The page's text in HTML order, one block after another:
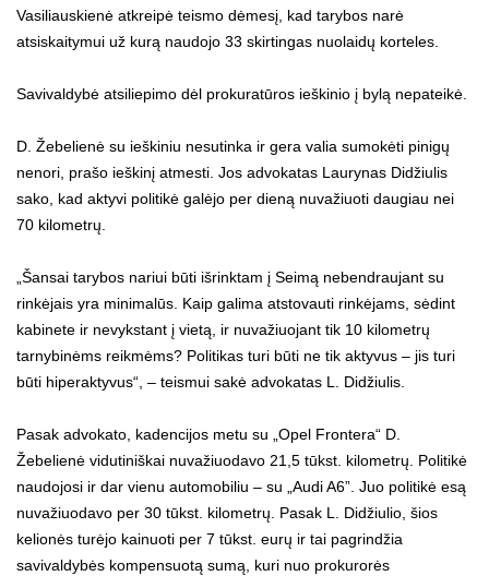
Vasiliauskienė atkreipė teismo dėmesį, kad tarybos narė
atsiskaitymui už kurą naudojo 33 skirtingas nuolaidų korteles.
Savivaldybė atsiliepimo dėl prokuratūros ieškinio į bylą nepateikė.
D. Žebelienė su ieškiniu nesutinka ir gera valia sumokėti pinigų
nenori, prašo ieškinį atmesti. Jos advokatas Laurynas Didžiulis
sako, kad aktyvi politikė galėjo per dieną nuvažiuoti daugiau nei
70 kilometrų.
„Šansai tarybos nariui būti išrinktam į Seimą nebendraujant su
rinkėjais yra minimalūs. Kaip galima atstovauti rinkėjams, sėdint
kabinete ir nevykstant į vietą, ir nuvažiuojant tik 10 kilometrų
tarnybinėms reikmėms? Politikas turi būti ne tik aktyvus – jis turi
būti hiperaktyvus“, – teismui sakė advokatas L. Didžiulis.
Pasak advokato, kadencijos metu su „Opel Frontera“ D.
Žebelienė vidutiniškai nuvažiuodavo 21,5 tūkst. kilometrų. Politikė
naudojosi ir dar vienu automobiliu – su „Audi A6”. Juo politikė esą
nuvažiuodavo per 30 tūkst. kilometrų. Pasak L. Didžiulio, šios
kelionės turėjo kainuoti per 7 tūkst. eurų ir tai pagrindžia
savivaldybės kompensuotą sumą, kuri nuo prokurorės